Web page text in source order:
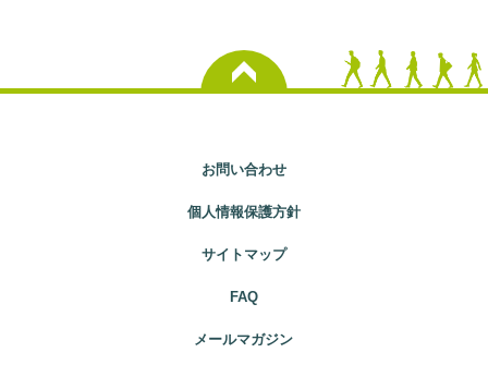
お問い合わせ
個人情報保護方針
サイトマップ
FAQ
メールマガジン